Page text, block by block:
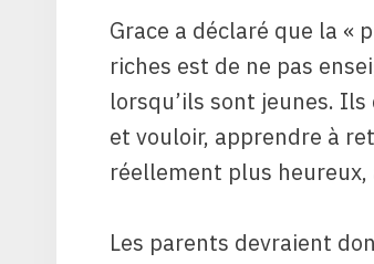
Grace a déclaré que la «
riches est de ne pas
lorsqu’ils sont jeunes.
et vouloir, apprendre à
réellement plus
Les parents devraient